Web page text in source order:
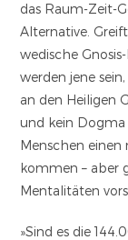
das Raum-Zeit-
Alternative.
wedische
werden jene
an den Heiligen
und kein Dogma
Menschen einen
kommen – aber
Mentalitäten
»Sind es die